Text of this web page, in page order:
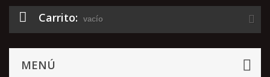
Carrito: vacío
MENÚ